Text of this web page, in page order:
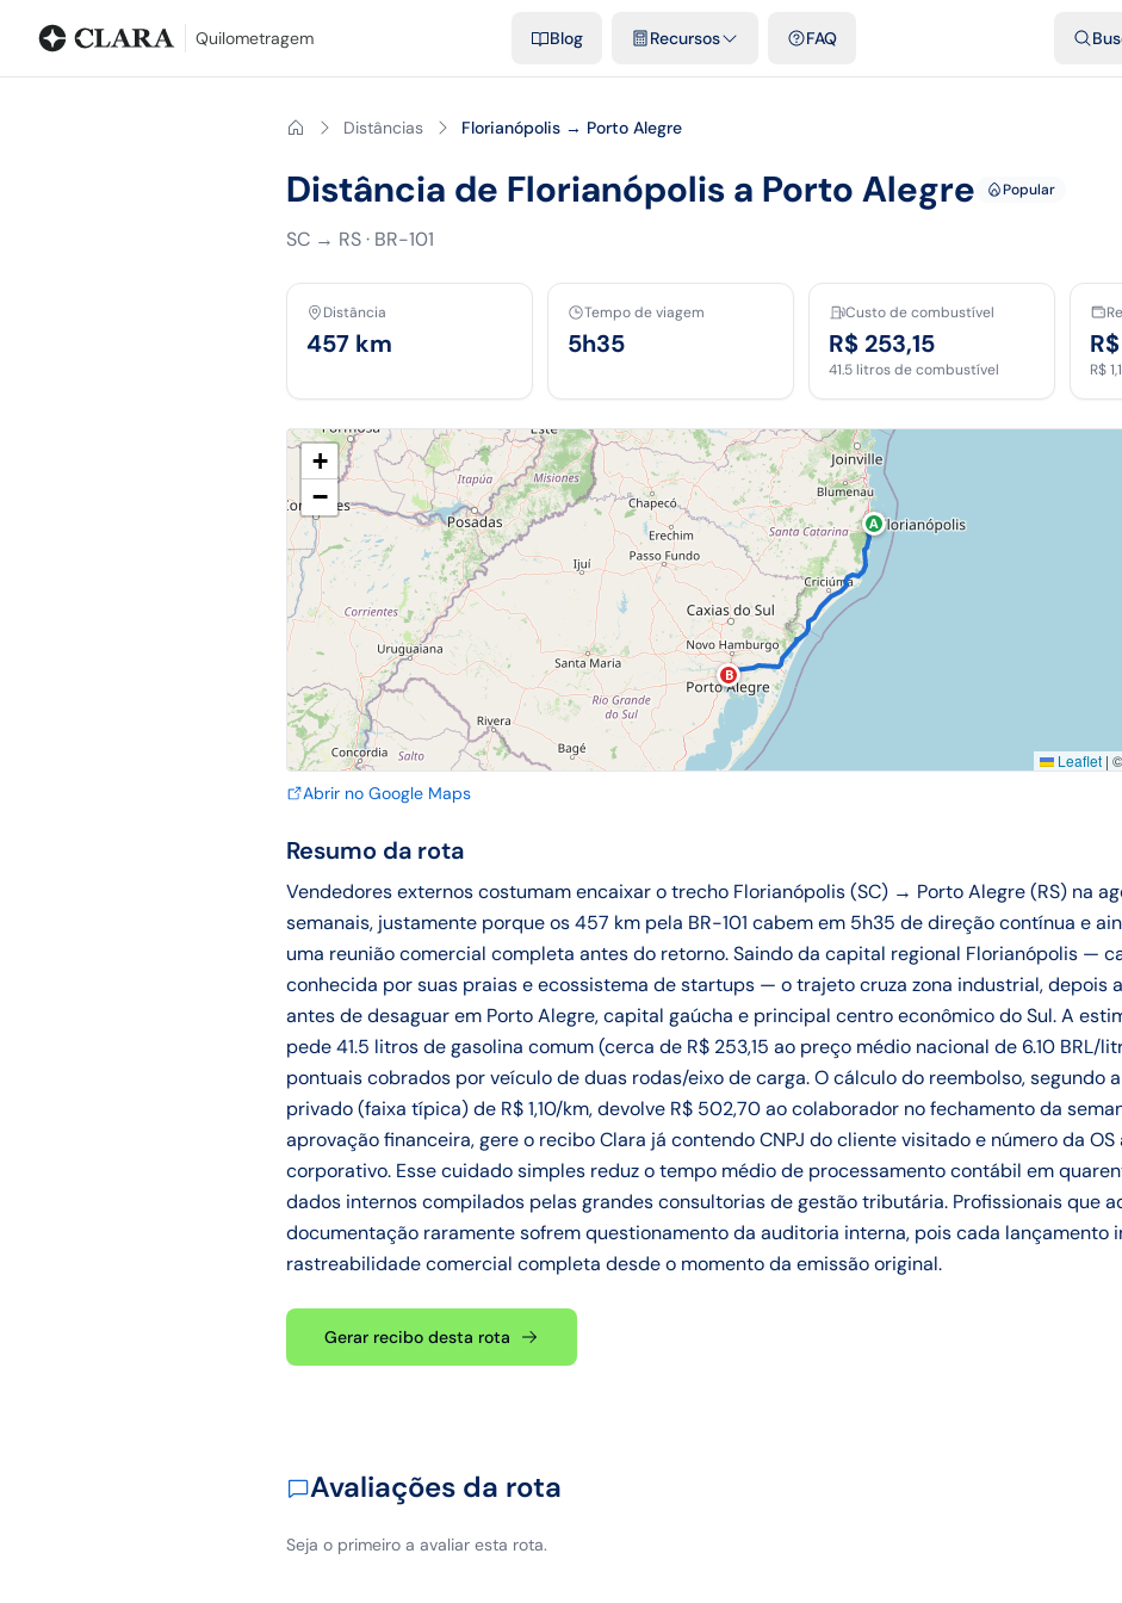
Quilometragem Blog Recursos FAQ
Distâncias Florianópolis → Porto Alegre
Distância de Florianópolis a Porto Alegre Popular
SC → RS· BR-101
Distância
457 km
Tempo de viagem
5h35
Custo de combustível
R$ 253,15
41.5 litros de combustível R$
A
B
+
−
Leaflet | ©
Abrir no Google Maps
Resumo da rota
Vendedores externos costumam encaixar o trecho Florianópolis (SC) → Porto Alegre (RS) na
semanais, justamente porque os 457 km pela BR-101 cabem em 5h35 de direção contínua e
uma reunião comercial completa antes do retorno. Saindo da capital regional Florianópolis —
conhecida por suas praias e ecossistema de startups — o trajeto cruza zona industrial, depois
antes de desaguar em Porto Alegre, capital gaúcha e principal centro econômico do Sul. A
pede 41.5 litros de gasolina comum (cerca de R$ 253,15 ao preço médio nacional de 6.10 BRL/
pontuais cobrados por veículo de duas rodas/eixo de carga. O cálculo do reembolso, segundo
privado (faixa típica) de R$ 1,10/km, devolve R$ 502,70 ao colaborador no fechamento da
aprovação financeira, gere o recibo Clara já contendo CNPJ do cliente visitado e número da OS
corporativo. Esse cuidado simples reduz o tempo médio de processamento contábil em
dados internos compilados pelas grandes consultorias de gestão tributária. Profissionais que
documentação raramente sofrem questionamento da auditoria interna, pois cada lançamento
rastreabilidade comercial completa desde o momento da emissão original.
Gerar recibo desta rota
Avaliações da rota
Seja o primeiro a avaliar esta rota.